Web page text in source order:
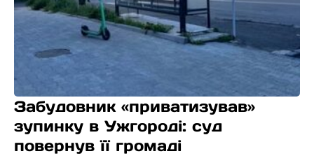
Забудовник «приватизував»
зупинку в Ужгороді: суд
повернув її громаді